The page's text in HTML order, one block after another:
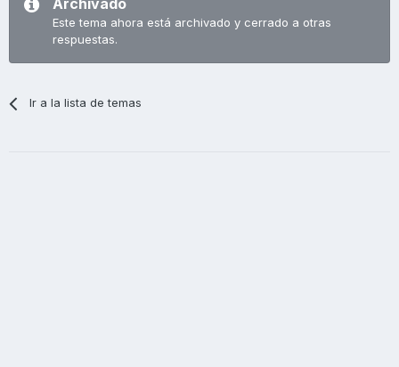
Archivado
Este tema ahora está archivado y cerrado a otras
respuestas.
Ir a la lista de temas